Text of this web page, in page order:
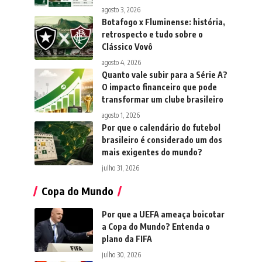
agosto 3, 2026
Botafogo x Fluminense: história,
retrospecto e tudo sobre o
Clássico Vovô
agosto 4, 2026
Quanto vale subir para a Série A?
O impacto financeiro que pode
transformar um clube brasileiro
agosto 1, 2026
Por que o calendário do futebol
brasileiro é considerado um dos
mais exigentes do mundo?
julho 31, 2026
Copa do Mundo
Por que a UEFA ameaça boicotar
a Copa do Mundo? Entenda o
plano da FIFA
julho 30, 2026